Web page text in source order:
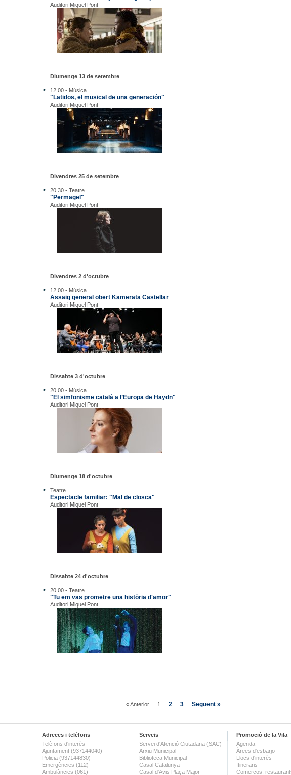
Auditori Miquel Pont
Diumenge 13 de setembre
12.00 - Música
"Latidos, el musical de una generación"
Auditori Miquel Pont
Divendres 25 de setembre
20.30 - Teatre
"Permagel"
Auditori Miquel Pont
Divendres 2 d'octubre
12.00 - Música
Assaig general obert Kamerata Castellar
Auditori Miquel Pont
Dissabte 3 d'octubre
20.00 - Música
"El simfonisme català a l’Europa de Haydn"
Auditori Miquel Pont
Diumenge 18 d'octubre
Teatre
Espectacle familiar: "Mal de closca"
Auditori Miquel Pont
Dissabte 24 d'octubre
20.00 - Teatre
"Tu em vas prometre una història d'amor"
Auditori Miquel Pont
« Anterior 1 2 3 Següent »
Adreces i telèfons
Telèfons d'interès
Ajuntament (937144040)
Policia (937144830)
Emergències (112)
Ambulàncies (061)
Serveis
Servei d'Atenció Ciutadana (SAC)
Arxiu Municipal
Biblioteca Municipal
Casal Catalunya
Casal d'Avis Plaça Major
Promoció de la Vila
Agenda
Àrees d'esbarjo
Llocs d'interès
Itineraris
Comerços,